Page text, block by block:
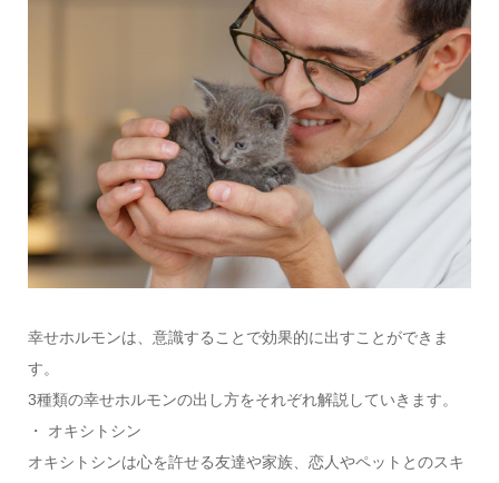
幸せホルモンは、意識することで効果的に出すことができま
す。
3種類の幸せホルモンの出し方をそれぞれ解説していきます。
・ オキシトシン
オキシトシンは心を許せる友達や家族、恋人やペットとのスキ